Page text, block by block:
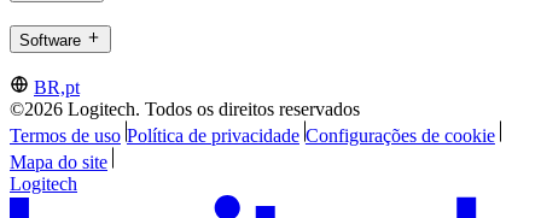
Software
BR,pt
©2026 Logitech. Todos os direitos reservados
Termos de uso Política de privacidade Configurações de cookie
Mapa do site
Logitech